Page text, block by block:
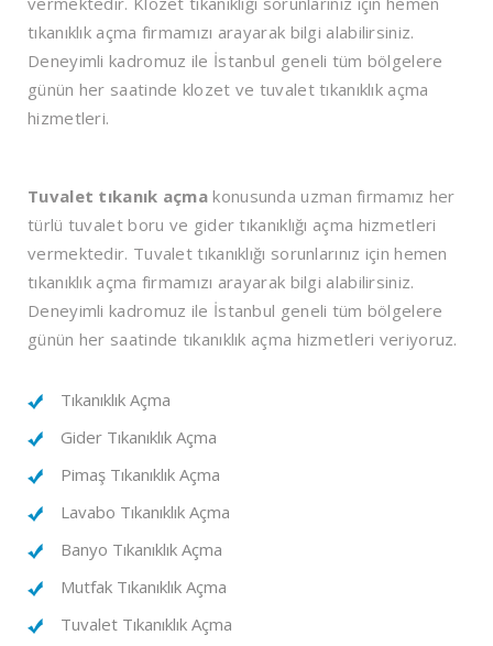
tıkanıklık açma firmamızı arayarak bilgi alabilirsiniz.
Deneyimli kadromuz ile İstanbul geneli tüm bölgelere
günün her saatinde klozet ve tuvalet tıkanıklık açma
hizmetleri.
Tuvalet tıkanık açma konusunda uzman firmamız her
türlü tuvalet boru ve gider tıkanıklığı açma hizmetleri
vermektedir. Tuvalet tıkanıklığı sorunlarınız için hemen
tıkanıklık açma firmamızı arayarak bilgi alabilirsiniz.
Deneyimli kadromuz ile İstanbul geneli tüm bölgelere
günün her saatinde tıkanıklık açma hizmetleri veriyoruz.
Tıkanıklık Açma
Gider Tıkanıklık Açma
Pimaş Tıkanıklık Açma
Lavabo Tıkanıklık Açma
Banyo Tıkanıklık Açma
Mutfak Tıkanıklık Açma
Tuvalet Tıkanıklık Açma